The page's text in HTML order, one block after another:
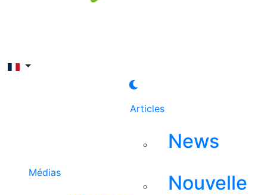
Médias
Articles
News
Nouvelle